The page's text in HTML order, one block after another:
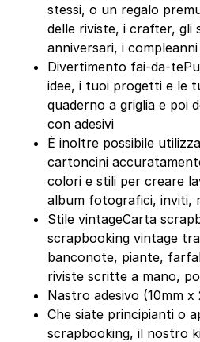
stessi, o un regalo
delle riviste, i crafter, gli
anniversari, i
Divertimento fai-da-
idee, i tuoi progetti e le
quaderno a griglia e poi
con adesivi
È inoltre possibile
cartoncini
colori e stili per creare
album fotografici, inviti,
Stile vintageCarta
scrapbooking vintage
banconote, piante,
riviste scritte a mano,
Nastro adesivo (10mm x
Che siate principianti o
scrapbooking, il nostro